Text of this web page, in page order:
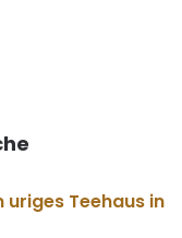
uriges Teehaus in